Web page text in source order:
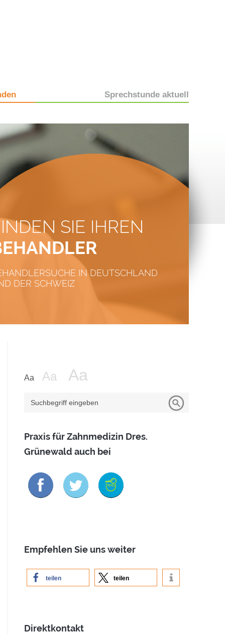
Sprechstunde aktuell
Patienteninformation
Informationsveranstaltungen
SIE IHREN
IN DEUTSCHLAND
DER SCHWEIZ
Suchbegriff eingeben
Praxis für Zahnmedizin Dres.
Grünewald auch bei
Empfehlen Sie uns weiter
teilen teilen
Direktkontakt